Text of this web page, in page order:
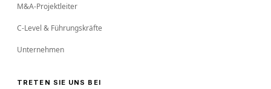
M&A-Projektleiter
C-Level & Führungskräfte
Unternehmen
TRETEN SIE UNS BEI